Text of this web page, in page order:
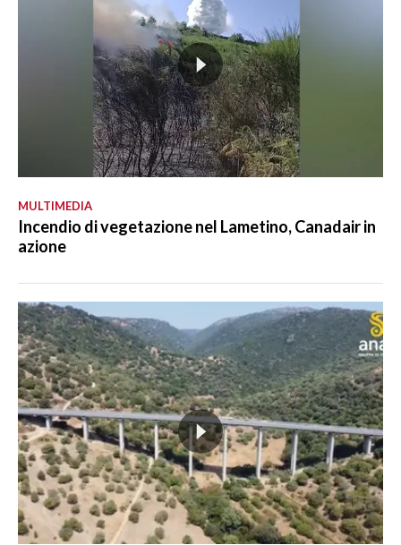
MULTIMEDIA
Incendio di vegetazione nel Lametino, Canadair in
azione